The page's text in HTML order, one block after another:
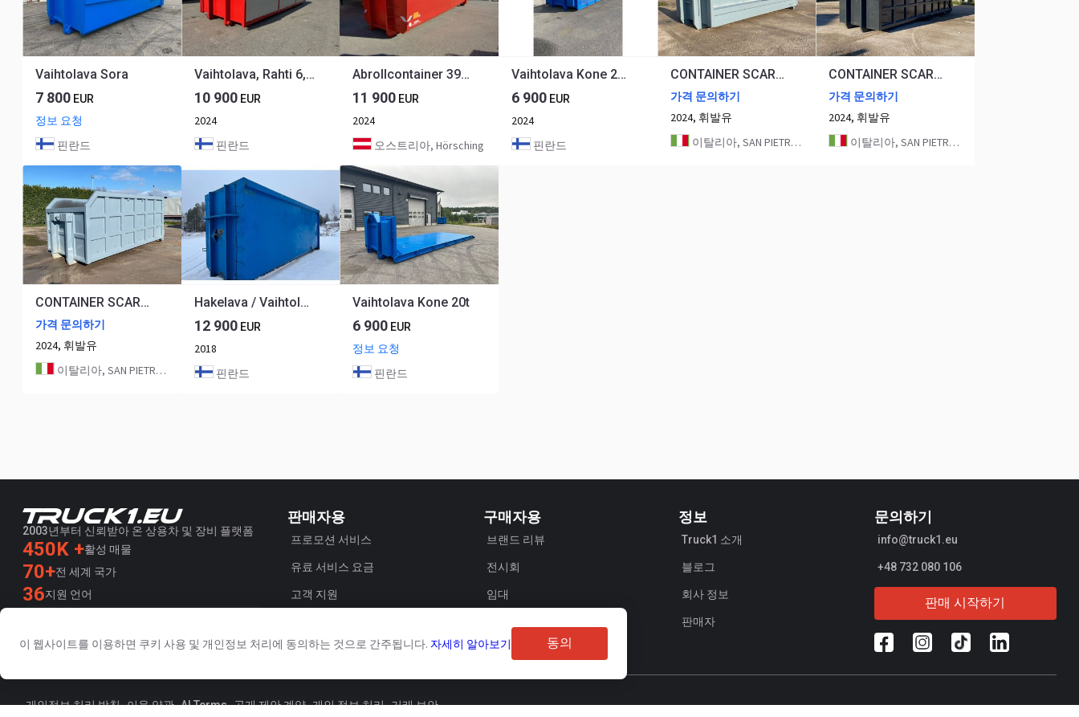
Vaihtolava Sora
7 800 EUR
정보 요청
핀란드
Vaihtolava, Rahti 6,2 mx0,8
10 900EUR
2024
핀란드
Abrollcontainer 39m³ sofort verfügbar, Hardox
11 900 EUR
2024
오스트리아, Hörsching
Vaihtolava Kone 20T
6 900EUR
2024
핀란드
CONTAINER SCARRABILE NUOVO IN HARDOX
가격 문의하기
2024, 휘발유
이탈리아, SAN PIETRO IN GU
CONTAINER SCARRABILE NUOVO A CIELO APERTO HARDOX
가격 문의하기
2024, 휘발유
이탈리아, SAN PIETRO IN GU
CONTAINER SCARRABILE NUOVO A CIELO APERTO HARDOX
가격 문의하기
2024, 휘발유
이탈리아, SAN PIETRO IN GU
Hakelava / Vaihtolava
12 900EUR
2018
핀란드
Vaihtolava Kone 20t
6 900 EUR
정보 요청
핀란드
2003년부터 신뢰받아 온 상용차 및 장비 플랫폼
450K +활성 매물
70+전 세계 국가
36지원 언어
Trustpilot
판매자용
프로모션 서비스
유료 서비스 요금
고객 지원
구매자용
브랜드 리뷰
전시회
임대
정보
Truck1 소개
블로그
회사 정보
판매자
문의하기
info@truck1.eu
+48 732 080 106
판매 시작하기
개인정보 처리 방침 이용 약관 AI Terms 공개 제안 계약 개인 정보 처리 거래 보안
이 웹사이트를 이용하면 쿠키 사용 및 개인정보 처리에 동의하는 것으로 간주됩니다. 자세히 알아보기 동의